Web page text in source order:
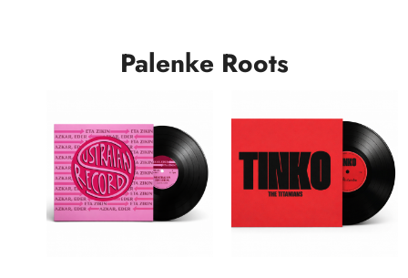
Palenke Roots